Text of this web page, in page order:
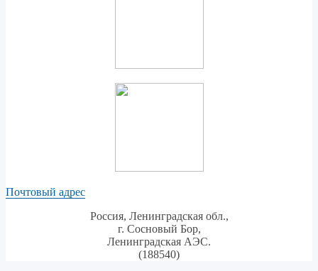
Почтовый адрес
Россия, Ленинградская обл.,
г. Сосновый Бор,
Ленинградская АЭС.
(188540)